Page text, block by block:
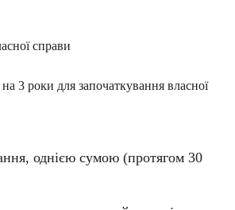
справи
3 роки для започаткування власної
однією сумою (протягом 30